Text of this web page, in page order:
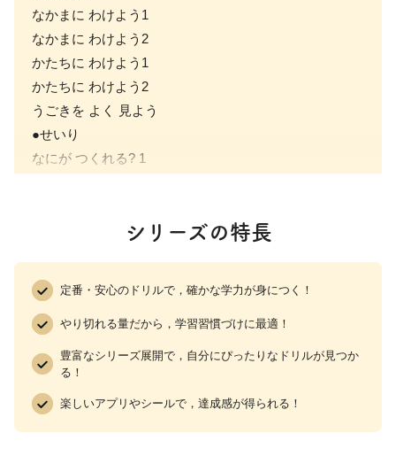
なかまに わけよう1
なかまに わけよう2
かたちに わけよう1
かたちに わけよう2
うごきを よく 見よう
●せいり
なにが つくれる? 1
なにを するか きめよう
チャレンジ なにが できる?
●じょうけん
どの おべんとうを かう?
すいりを しよう
どれなら 気に入る?
けいかくを 立てよう
シリーズの特長
定番・安心のドリルで，確かな学力が身につく！
やり切れる量だから，学習習慣づけに最適！
豊富なシリーズ展開で，自分にぴったりなドリルが見つか
る！
楽しいアプリやシールで，達成感が得られる！